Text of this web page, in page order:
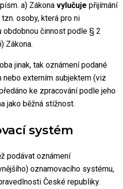
a) Zákona vylučuje přijímání
osoby, která pro ni
obdobnou činnost podle § 2
Zákona.
jinak, tak oznámení podané
nebo externím subjektem (viz
ke zpracování podle jeho
jako běžná stížnost.
systém
podávat oznámení
oznamovacího systému,
České republiky.